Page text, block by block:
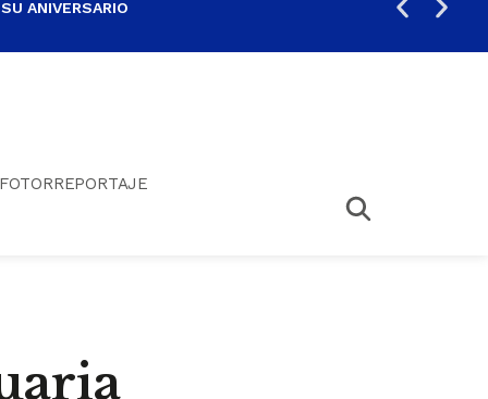
ANIVERSARIO